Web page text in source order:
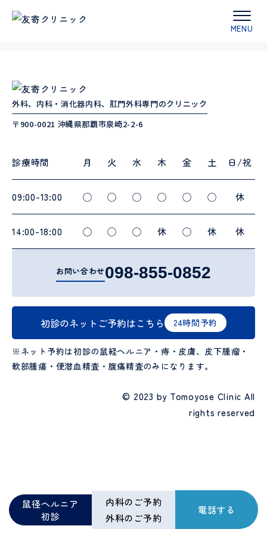
外科、内科・消化器内科、肛門外科専門のクリニック
〒900-0021 沖縄県那覇市泉崎2-2-6
診療時間 月 火 水 木 金 土 日/祝
09:00-13:00 ◯ ◯ ◯ ◯ ◯ ◯ 休
14:00-18:00 ◯ ◯ ◯ 休 ◯ 休 休
お問い合わせ098-855-0852
初診のネットご予約はこちら 24時間予約
※ネット予約は初診の鼠経ヘルニア・痔・皮膚、皮下腫瘤・
軟部腫瘍・便潜血精査・腹痛精査のみになります。
© 2023 by Tomoyose Clinic All
rights reserved
鼠径ヘルニア
初診
内科のご予約
外科のご予約
電話する